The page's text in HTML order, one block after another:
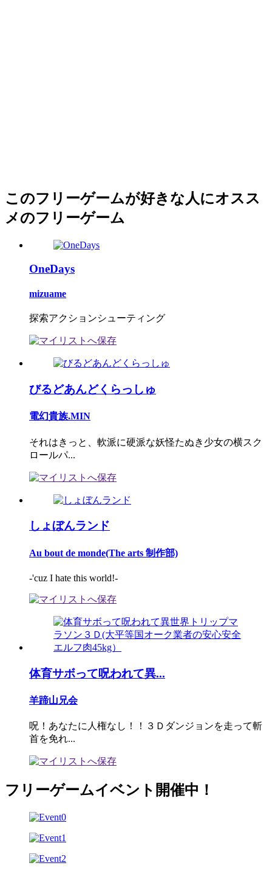
このフリーゲームが好きな人にオスス
メのフリーゲーム
OneDays
mizuame
探索アクションシューティング
びるどあんどくらっしゅ
電幻貴族.MIN
それはきっと、軟派に硬派な妖怪たぬき少女の横スク
ロールパ...
しょぼんランド
Au bout de monde(The arts 制作部)
-'cuz I hate this world!-
体育サボって呪われて異...
羊蹄山兄会
呪！あなたに人権なし！！３Ｄダンジョンを走って斬
首を免れ...
フリーゲームイベント開催中！